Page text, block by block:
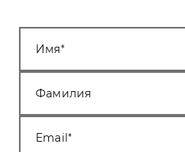
Имя
Фамилия
Email